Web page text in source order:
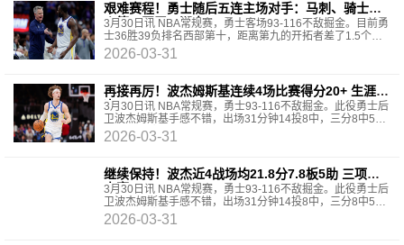
艰难赛程！勇士随后五连主场对手：马刺、骑士、
火箭、国王、湖人
3月30日讯 NBA常规赛，勇士客场93-116不敌掘金。目前勇
士36胜39负排名西部第十，距离第九的开拓者差了1.5个胜
场。接下来五场比赛，他们在主场分别迎战马刺、骑
2026-03-31
再接再厉！波杰姆斯基连续4场比赛得分20+ 生涯首
次
3月30日讯 NBA常规赛，勇士93-116不敌掘金。此役勇士后
卫波杰姆斯基手感不错，出场31分钟14投8中，三分8中5、
罚球2中2拿到23分5篮板2助攻2抢断1盖帽，正负值-8。
2026-03-31
继续保持！波杰近4战场均21.8分7.8板5助 三项命
中率53/46/95%
3月30日讯 NBA常规赛，勇士93-116不敌掘金。此役勇士后
卫波杰姆斯基手感不错，出场31分钟14投8中，三分8中5、
罚球2中2拿到23分5篮板2助攻2抢断1盖帽，正负值-8。
2026-03-31